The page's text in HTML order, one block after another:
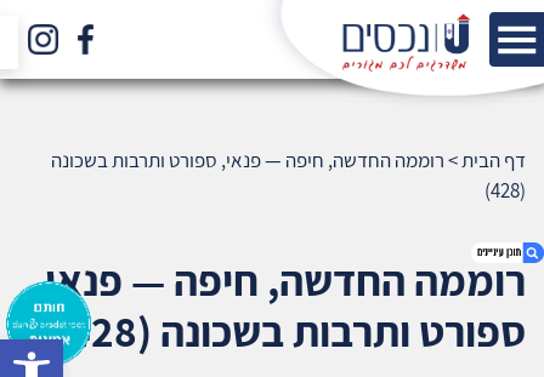
1. רוממה החדשה, חיפה — פנאי, ספורט ותרבות
דף הבית>רוממה החדשה, חיפה — פנאי, ספורט ותרבות בשכונה
(428)
רוממה החדשה, חיפה — פנאי,
ספורט ותרבות בשכונה (428)